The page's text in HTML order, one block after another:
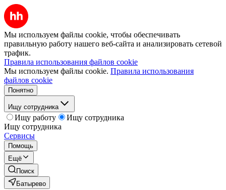
Мы используем файлы cookie, чтобы обеспечивать
правильную работу нашего веб-сайта и анализировать сетевой
трафик.
Правила использования файлов cookie
Мы используем файлы cookie. Правила использования
файлов cookie
Понятно
Ищу сотрудника
Ищу работу
Ищу сотрудника
Ищу сотрудника
Сервисы
Помощь
Ещё
Поиск
Батырево